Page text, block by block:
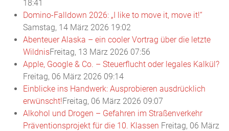
18:41
Domino-Falldown 2026: „I like to move it, move it!“
Samstag, 14 März 2026 19:02
Abenteuer Alaska – ein cooler Vortrag über die letzte
WildnisFreitag, 13 März 2026 07:56
Apple, Google & Co. – Steuerflucht oder legales Kalkül?
Freitag, 06 März 2026 09:14
Einblicke ins Handwerk: Ausprobieren ausdrücklich
erwünscht!Freitag, 06 März 2026 09:07
Alkohol und Drogen – Gefahren im Straßenverkehr
Präventionsprojekt für die 10. Klassen Freitag, 06 März